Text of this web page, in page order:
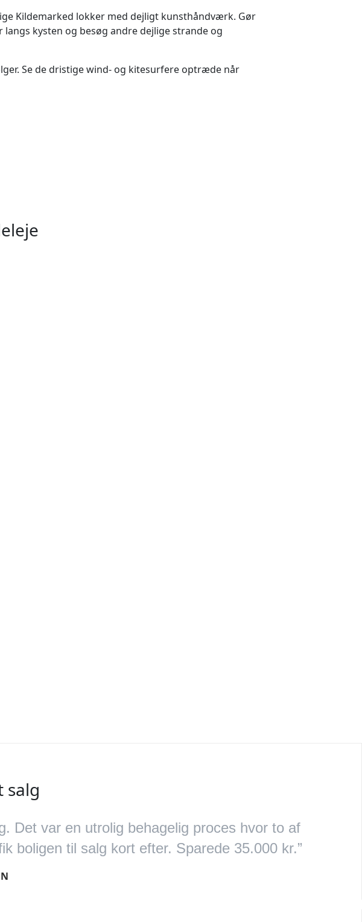
Kildemarked lokker med dejligt kunsthåndværk. Gør
kysten og besøg andre dejlige strande og
Se de dristige wind- og kitesurfere optræde når
salg
Det var en utrolig behagelig proces hvor to af
boligen til salg kort efter. Sparede 35.000 kr.”